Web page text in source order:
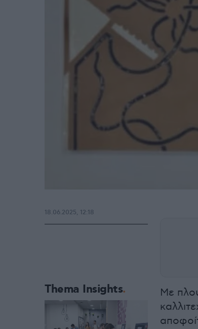
Με
18.06.2025, 12:18
Thema Insights